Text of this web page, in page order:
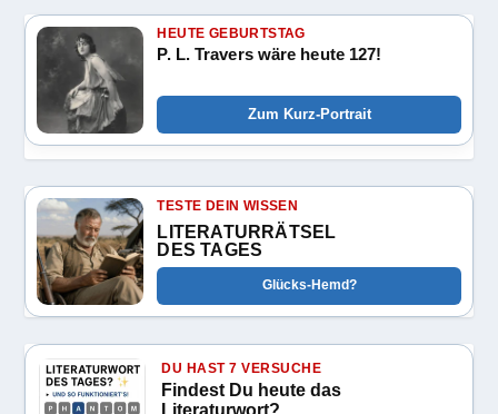
HEUTE GEBURTSTAG
P. L. Travers wäre heute 127!
Zum Kurz-Portrait
TESTE DEIN WISSEN
LITERATURRÄTSEL
DES TAGES
Glücks-Hemd?
DU HAST 7 VERSUCHE
Findest Du heute das
Literaturwort?